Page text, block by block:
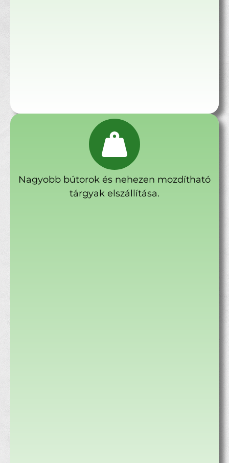
Nagyobb bútorok és nehezen mozdítható
tárgyak elszállítása.